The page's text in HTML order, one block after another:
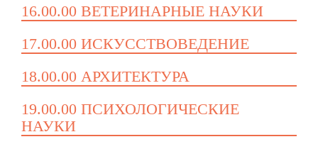
16.00.00 ВЕТЕРИНАРНЫЕ НАУКИ
17.00.00 ИСКУССТВОВЕДЕНИЕ
18.00.00 АРХИТЕКТУРА
19.00.00 ПСИХОЛОГИЧЕСКИЕ
НАУКИ